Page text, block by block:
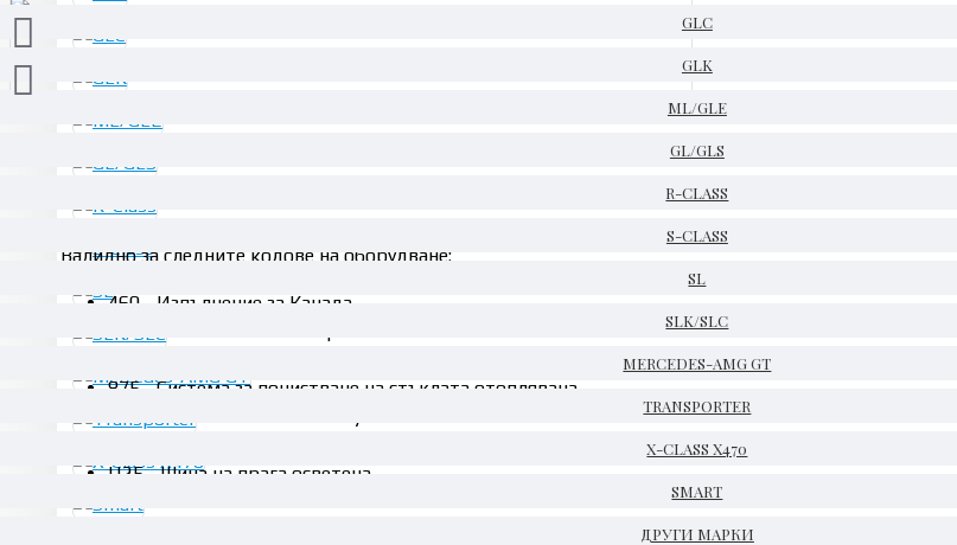
GLC
GLK
ML/GLE
GL/GLS
R-CLASS
S-CLASS
SL
SLK/SLC
MERCEDES-AMG GT
TRANSPORTER
X-CLASS X470
SMART
ДРУГИ МАРКИ
Валидно за следните кодове на оборудване:
460 - Изпълнение за Канада
875 - Система за почистване на стъклата отоплявана
U25 - Шина на прага осветена